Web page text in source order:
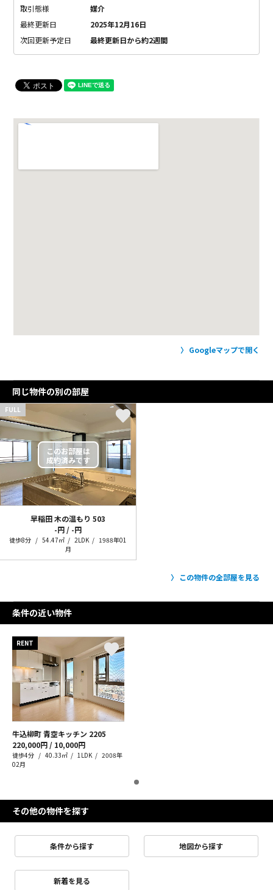
取引態様
媒介
最終更新日
2025年12月16日
次回更新予定日
最終更新日から約2週間
Googleマップで開く
同じ物件の別の部屋
FULL
早稲田 木の温もり 503
-円 / -円
徒歩8分 54.47㎡ 2LDK
1988年01
月
この物件の全部屋を見る
条件の近い物件
RENT
牛込柳町 青空キッチン 2205
220,000円 / 10,000円
徒歩4分 40.33㎡ 1LDK
2008年
02月
その他の物件を探す
条件から探す 地図から探す
新着を見る